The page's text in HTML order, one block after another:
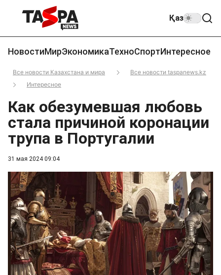
Қаз
НовостиМирЭкономикаТехноСпортИнтересное
Все новости Казахстана и мира
Все новости taspanews.kz
Интересное
31 мая 2024 09:04
Как обезумевшая любовь
стала причиной коронации
трупа в Португалии